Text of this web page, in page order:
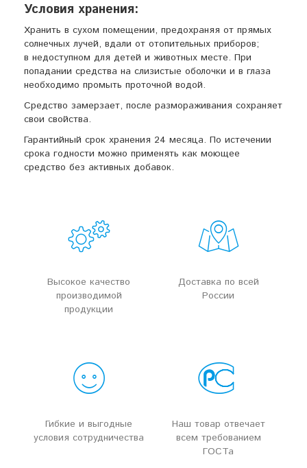
Условия хранения:
Хранить в сухом помещении, предохраняя от прямых
солнечных лучей, вдали от отопительных приборов;
в недоступном для детей и животных месте. При
попадании средства на слизистые оболочки и в глаза
необходимо промыть проточной водой.
Средство замерзает, после размораживания сохраняет
свои свойства.
Гарантийный срок хранения 24 месяца. По истечении
срока годности можно применять как моющее
средство без активных добавок.
Высокое качество
производимой
продукции
Доставка по всей
России
Гибкие и выгодные
условия сотрудничества
Наш товар отвечает
всем требованием
ГОСТа